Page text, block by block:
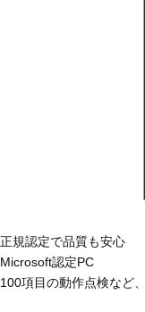
正規認定で品質も安心
Microsoft認定PC
100項目の動作点検など